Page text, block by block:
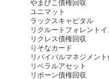
やまびこ債権回収
ユニマット
ラックスキャピタル
リクルートフォレント
リクレス債権回収
りそなカード
リバイバルマネジメント
リベラルアセット
リボーン債権回収